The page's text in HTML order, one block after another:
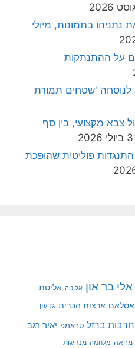
נתניהו בתמונות, מיולי
על ההתנתקות
לנוסחה 'שטחים תמורת
צבא מקצועי, בין סף
2026
פוליטית שהופכת
אלי בר און אליטה אליטת
אסלאם ארצות הברית גדעון
חרבות ברזל טראמפ יאיר רגב
מחאה מלחמה מנהיגות